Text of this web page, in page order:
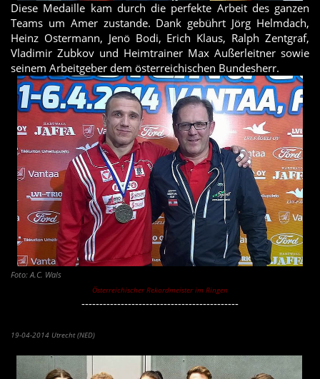
Diese Medaille kam durch die perfekte Arbeit des ganzen
Teams um Amer zustande. Dank gebührt Jörg Helmdach,
Heinz Ostermann, Jenö Bodi, Erich Klaus, Ralph Zentgraf,
Vladimir Zubkov und Heimtrainer Max Außerleitner sowie
seinem Arbeitgeber dem österreichischen Bundesherr.
Foto: A.C. Wals
Österreichischer Rekordmeister im Ringen
--------------------------------------------
19-04-2014 Utrecht (NED)